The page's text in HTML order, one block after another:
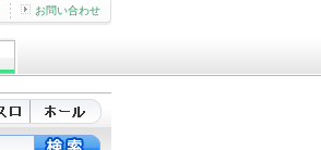
お問い合わせ